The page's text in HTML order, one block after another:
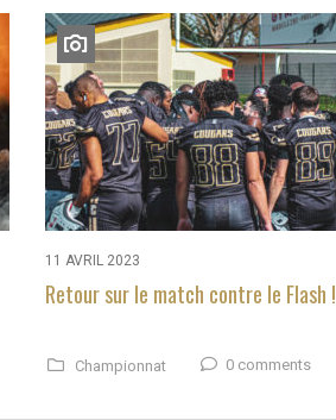
11 AVRIL 2023
Retour sur le match contre le Flash !
Championnat 0 comments